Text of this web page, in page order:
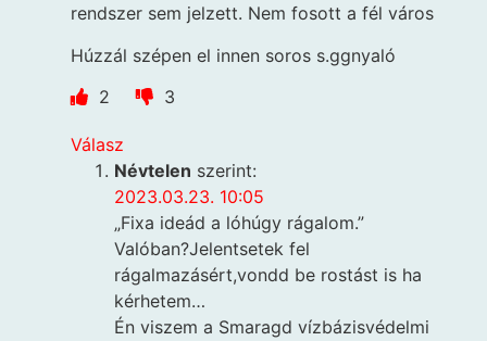
rendszer sem jelzett. Nem fosott a fél város
Húzzál szépen el innen soros s.ggnyaló
2
3
Válasz
Névtelen szerint:
2023.03.23. 10:05
„Fixa ideád a lóhúgy rágalom.”
Valóban?Jelentsetek fel
rágalmazásért,vondd be rostást is ha
kérhetem…
Én viszem a Smaragd vízbázisvédelmi